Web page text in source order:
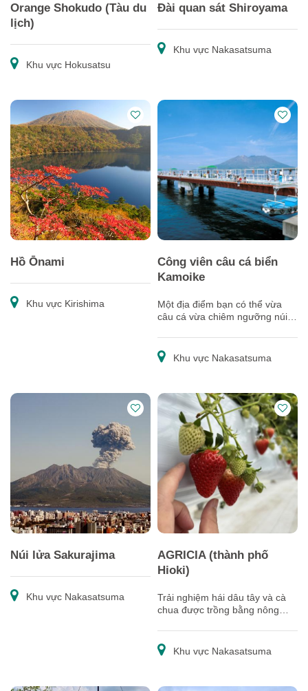
Orange Shokudo (Tàu du
lịch)
Khu vực Hokusatsu
Đài quan sát Shiroyama
Khu vực Nakasatsuma
Hồ Ōnami
Khu vực Kirishima
Công viên câu cá biển
Kamoike
Một địa điểm bạn có thể vừa
câu cá vừa chiêm ngưỡng núi
Khu vực Nakasatsuma
Núi lửa Sakurajima
Khu vực Nakasatsuma
AGRICIA (thành phố
Hioki)
Trải nghiệm hái dâu tây và cà
chua được trồng bằng nông
Khu vực Nakasatsuma